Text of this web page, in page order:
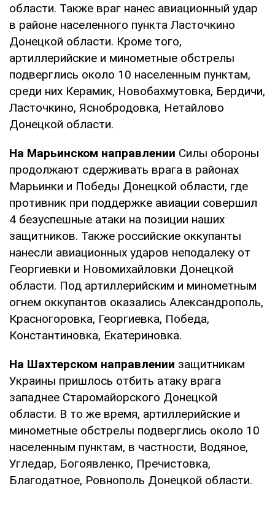
области. Также враг нанес авиационный удар
в районе населенного пункта Ласточкино
Донецкой области. Кроме того,
артиллерийские и минометные обстрелы
подверглись около 10 населенным пунктам,
среди них Керамик, Новобахмутовка, Бердичи,
Ласточкино, Яснобродовка, Нетайлово
Донецкой области.
На Марьинском направлении Силы обороны
продолжают сдерживать врага в районах
Марьинки и Победы Донецкой области, где
противник при поддержке авиации совершил
4 безуспешные атаки на позиции наших
защитников. Также российские оккупанты
нанесли авиационных ударов неподалеку от
Георгиевки и Новомихайловки Донецкой
области. Под артиллерийским и минометным
огнем оккупантов оказались Александрополь,
Красногоровка, Георгиевка, Победа,
Константиновка, Екатериновка.
На Шахтерском направлении защитникам
Украины пришлось отбить атаку врага
западнее Старомайорского Донецкой
области. В то же время, артиллерийские и
минометные обстрелы подверглись около 10
населенным пунктам, в частности, Водяное,
Угледар, Богоявленко, Пречистовка,
Благодатное, Ровнополь Донецкой области.